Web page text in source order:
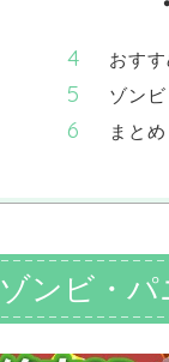
おす
ゾン
まとめ
ゾンビ・パ